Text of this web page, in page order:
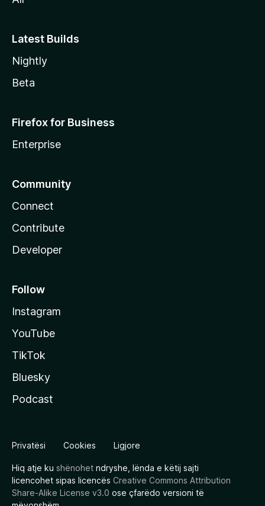
Latest Builds
Nightly
Beta
Firefox for Business
Enterprise
Community
Connect
Contribute
Developer
Follow
Instagram
YouTube
TikTok
Bluesky
Podcast
Privatësi Cookies Ligjore
Hiq atje ku shënohet ndryshe, lënda e këtij sajti
licencohet sipas licencës Creative Commons Attribution
Share-Alike License v3.0 ose çfarëdo versioni të